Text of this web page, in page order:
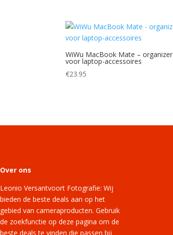
WiWu MacBook Mate – organizer
voor laptop-accessoires
€23.95
Over ons
Leonio Versantvoort Fotografie: Wij
bieden de beste deals aan op het
gebied van cameraproducten. Gebruik
de zoekfunctie op deze pagina om de
beste deals te vinden die passen bij